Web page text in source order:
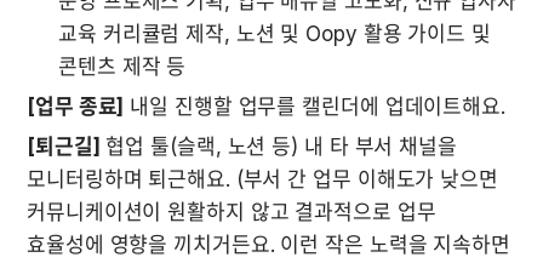
교육 커리큘럼 제작, 노션 및 Oopy 활용 가이드 및
콘텐츠 제작 등
[업무 종료] 내일 진행할 업무를 캘린더에 업데이트해요.
[퇴근길] 협업 툴(슬랙, 노션 등) 내 타 부서 채널을
모니터링하며 퇴근해요. (부서 간 업무 이해도가 낮으면
커뮤니케이션이 원활하지 않고 결과적으로 업무
효율성에 영향을 끼치거든요. 이런 작은 노력을 지속하면